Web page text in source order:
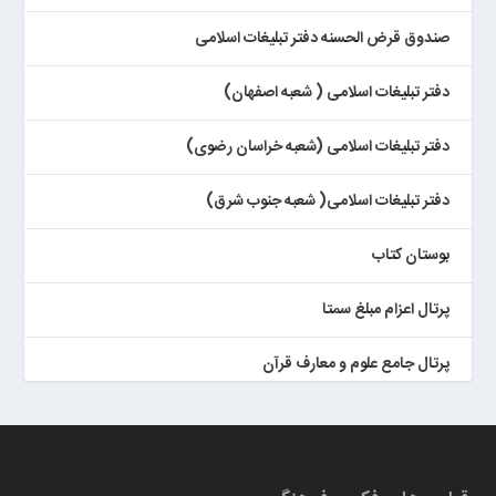
صندوق قرض الحسنه دفتر تبلیغات اسلامی
دفتر تبلیغات اسلامی ( شعبه اصفهان)
دفتر تبلیغات اسلامی (شعبه خراسان رضوی)
دفتر تبلیغات اسلامی( شعبه جنوب شرق)
بوستان کتاب
پرتال اعزام مبلغ سمتا
پرتال جامع علوم و معارف قرآن
کتابخان همراه پژوهان